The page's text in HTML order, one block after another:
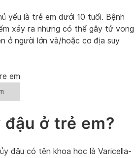
yếu là trẻ em dưới 10 tuổi. Bệnh
xảy ra nhưng có thể gây tử vong
ở người lớn và/hoặc cơ địa suy
ở trẻ em?
đậu có tên khoa học là Varicella-